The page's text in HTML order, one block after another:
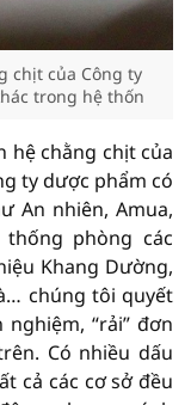
chịt của Công ty
trong hệ thốn
hệ chằng chịt của
ty dược phẩm có
An nhiên, Amua,
phòng các
Khang Dường,
chúng tôi quyết
“rải” đơn
Có nhiều dấu
cả các cơ sở đều